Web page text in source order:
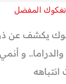
يكشف عن